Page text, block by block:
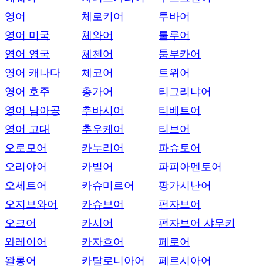
영어
영어 미국
영어 영국
영어 캐나다
영어 호주
영어 남아공
영어 고대
오로모어
오리야어
오세트어
오지브와어
오크어
와레이어
왈롱어
체로키어
체와어
체첸어
체코어
총가어
추바시어
추우케어
카누리어
카빌어
카슈미르어
카슈브어
카시어
카자흐어
카탈로니아어
투바어
툴루어
툼부카어
트위어
티그리냐어
티베트어
티브어
파슈토어
파피아멘토어
팡가시난어
펀자브어
펀자브어 샤무키
페로어
페르시아어